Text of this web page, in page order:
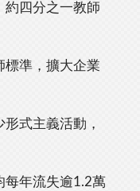
約四分之一教師
標準，擴大企業
式主義活動，
每年流失逾1.2萬